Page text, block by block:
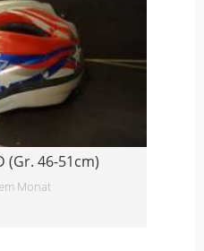
(Gr. 46-51cm)
Monat